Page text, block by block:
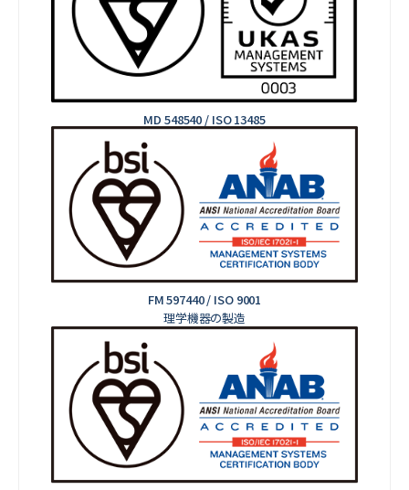
MD 548540 / ISO 13485
FM 597440 / ISO 9001
理学機器の製造